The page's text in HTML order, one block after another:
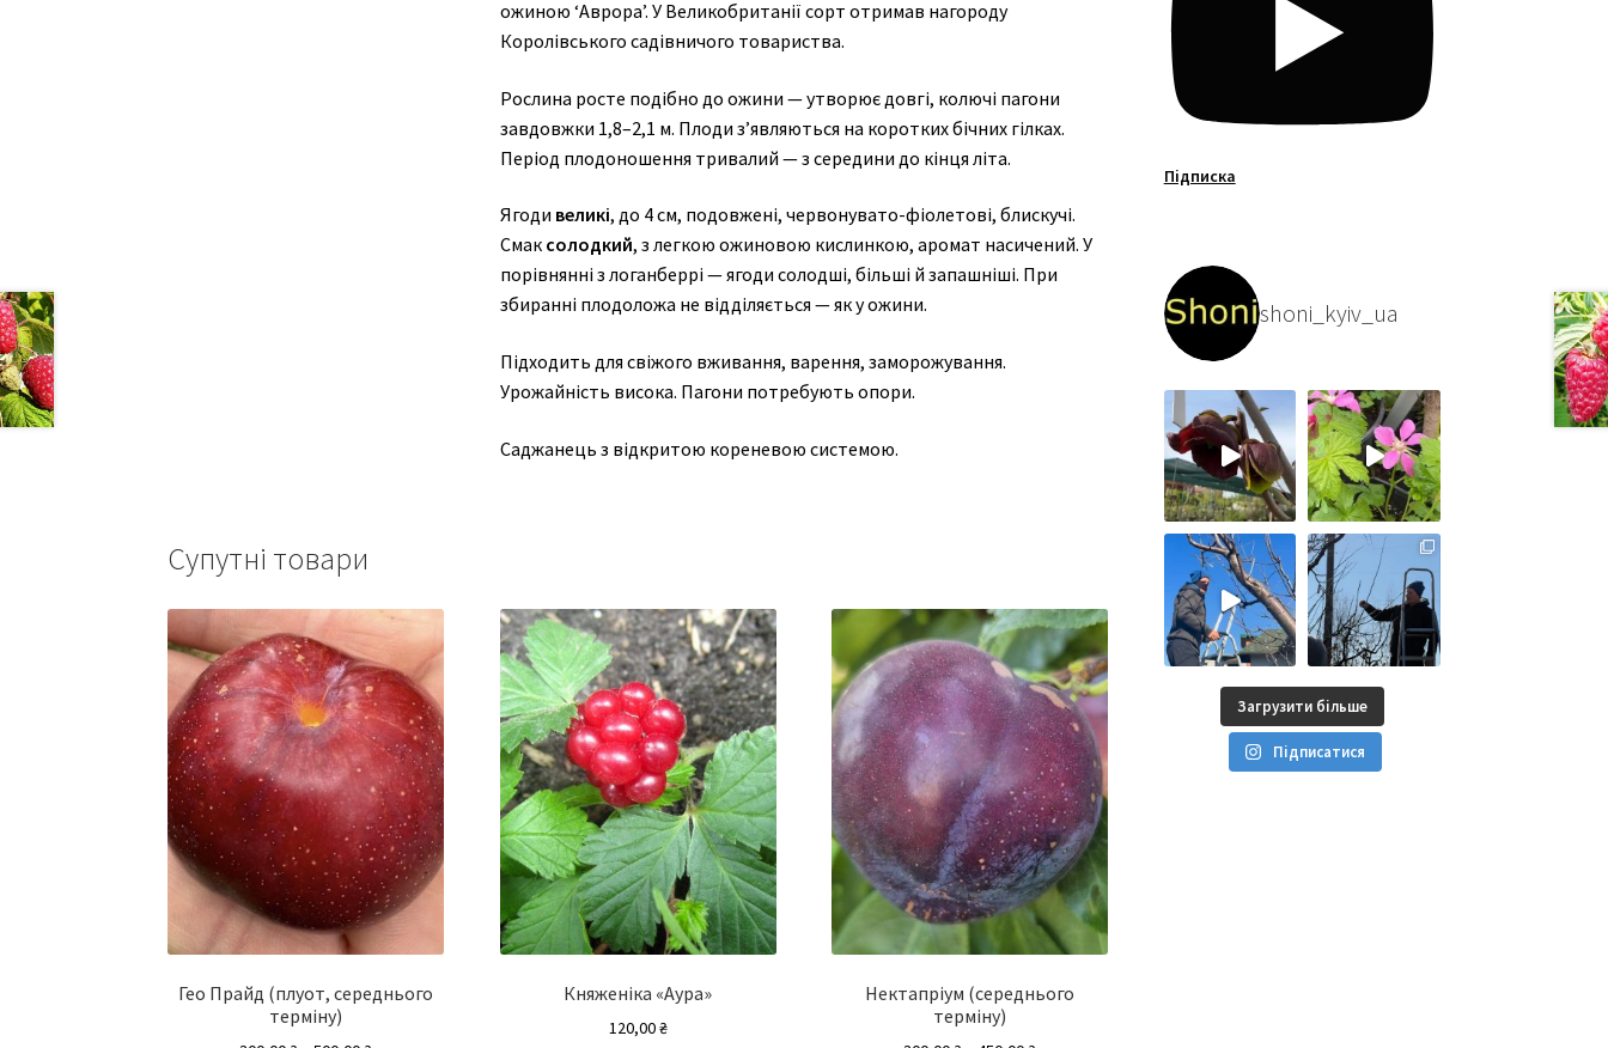
ожиною ‘Аврора’. У Великобританії сорт отримав нагороду
Королівського садівничого товариства.
Рослина росте подібно до ожини — утворює довгі, колючі пагони
завдовжки 1,8–2,1 м. Плоди з’являються на коротких бічних гілках.
Період плодоношення тривалий — з середини до кінця літа.
Ягоди великі, до 4 см, подовжені, червонувато-фіолетові, блискучі.
Смак солодкий, з легкою ожиновою кислинкою, аромат насичений. У
порівнянні з логанберрі — ягоди солодші, більші й запашніші. При
збиранні плодоложа не відділяється — як у ожини.
Підходить для свіжого вживання, варення, заморожування.
Урожайність висока. Пагони потребують опори.
Саджанець з відкритою кореневою системою.
Супутні товари
Гео Прайд (плуот, середнього
терміну)
Княженіка «Аура»
120,00₴
Нектапріум (середнього
терміну)
Підписка
shoni_kyiv_ua
Загрузити більше
Підписатися